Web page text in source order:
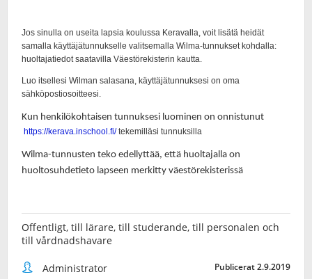
Offentligt, till lärare, till studerande, till personalen och
till vårdnadshavare
Administrator Publicerat 2.9.2019